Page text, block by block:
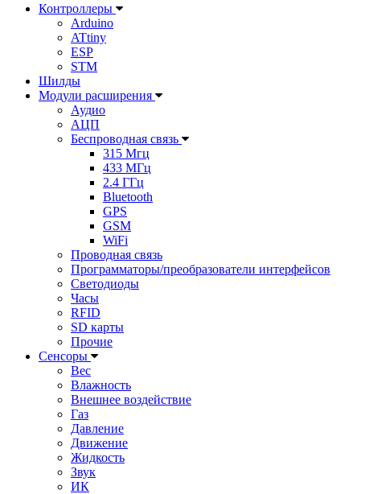
Контроллеры
Arduino
ATtiny
ESP
STM
Шилды
Модули расширения
Аудио
АЦП
Беспроводная связь
315 Мгц
433 МГц
2.4 ГГц
Bluetooth
GPS
GSM
WiFi
Проводная связь
Программаторы/преобразователи интерфейсов
Светодиоды
Часы
RFID
SD карты
Прочие
Сенсоры
Вес
Влажность
Внешнее воздействие
Газ
Давление
Движение
Жидкость
Звук
ИК